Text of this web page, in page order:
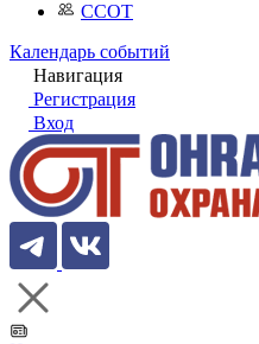
ССОТ
Календарь событий
Навигация
Регистрация
Вход